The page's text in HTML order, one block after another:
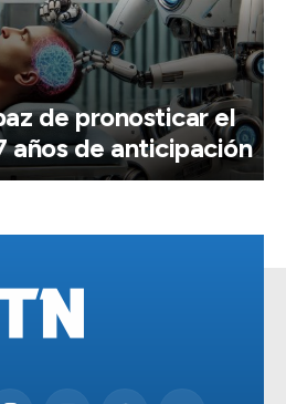
de pronosticar el
años de anticipación